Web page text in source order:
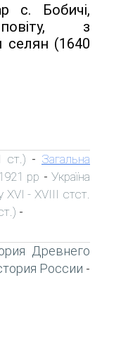
с. Бобичі,
з
селян (1640
ст.) - Загальна
рр -Україна
XVI - XVIII стст.
-
Древнего
России -